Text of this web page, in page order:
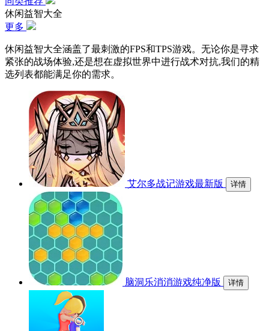
休闲益智大全
更多
休闲益智大全涵盖了最刺激的FPS和TPS游戏。无论你是寻求
紧张的战场体验,还是想在虚拟世界中进行战术对抗,我们的精
选列表都能满足你的需求。
艾尔多战记游戏最新版 详情
脑洞乐消消游戏纯净版 详情